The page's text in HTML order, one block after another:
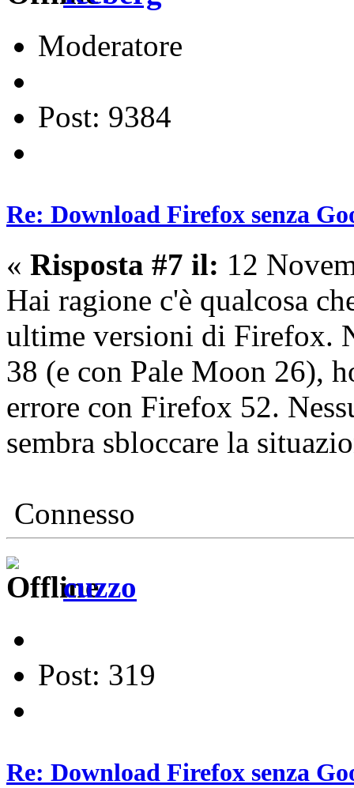
Moderatore
Post: 9384
Re: Download Firefox senza
« Risposta #7 il: 12
Hai ragione c'è qualcosa
ultime versioni di Firefox.
38 (e con Pale Moon 26),
errore con Firefox 52.
sembra sbloccare la
Connesso
cuzzo
Post: 319
Re: Download Firefox senza